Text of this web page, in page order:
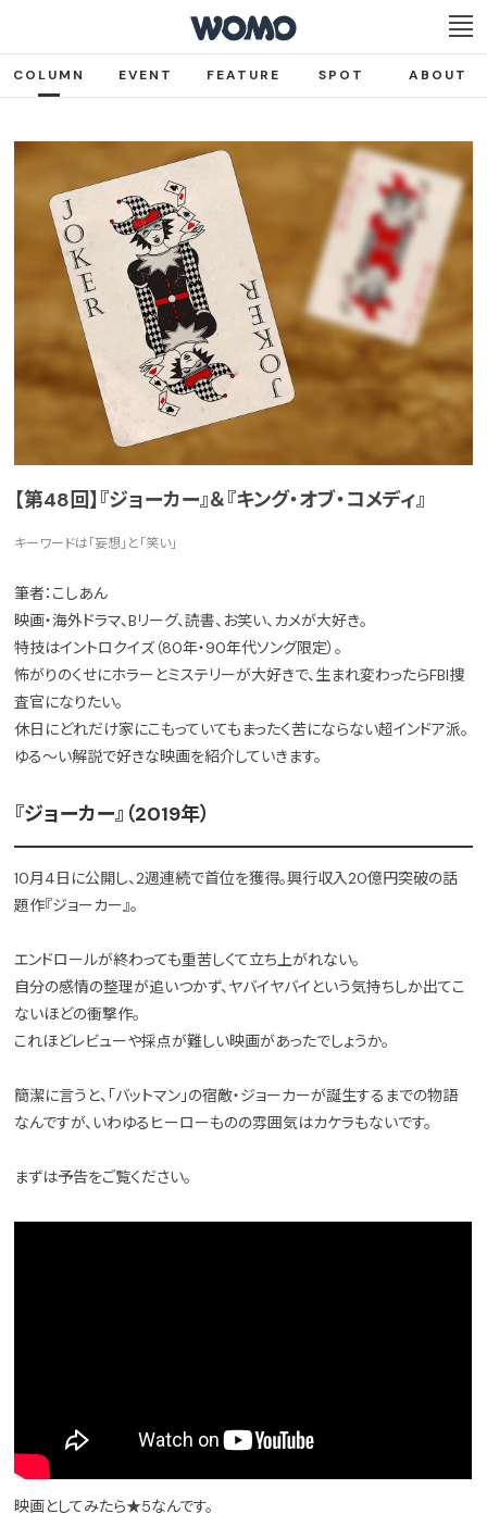
COLUMN EVENT FEATURE SPOT ABOUT
【第48回】『ジョーカー』＆『キング・オブ・コメディ』
キーワードは「妄想」と「笑い」
筆者：こしあん
映画・海外ドラマ、Bリーグ、読書、お笑い、カメが大好き。
特技はイントロクイズ（80年・90年代ソング限定）。
怖がりのくせにホラーとミステリーが大好きで、生まれ変わったらFBI捜
査官になりたい。
休日にどれだけ家にこもっていてもまったく苦にならない超インドア派。
ゆる～い解説で好きな映画を紹介していきます。
『ジョーカー』（2019年）
10月4日に公開し、2週連続で首位を獲得。興行収入20億円突破の話
題作『ジョーカー』。
エンドロールが終わっても重苦しくて立ち上がれない。
自分の感情の整理が追いつかず、ヤバイヤバイという気持ちしか出てこ
ないほどの衝撃作。
これほどレビューや採点が難しい映画があったでしょうか。
簡潔に言うと、「バットマン」の宿敵・ジョーカーが誕生するまでの物語
なんですが、いわゆるヒーローものの雰囲気はカケラもないです。
まずは予告をご覧ください。
映画としてみたら★5なんです。